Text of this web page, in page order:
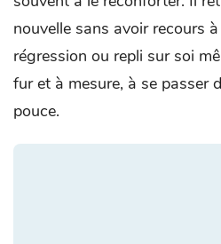
nouvelle sans avoir recours
régression ou repli sur soi
fur et à mesure, à se passer
pouce.